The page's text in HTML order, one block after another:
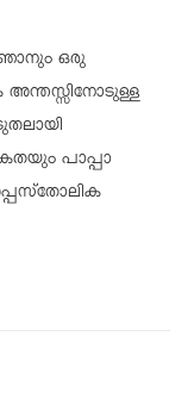
ഞാനും ഒരു
പാപ്പാ